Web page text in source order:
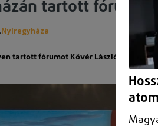
tartott fórumot
Nyíregyháza
tartott fórumot Kövér László, az